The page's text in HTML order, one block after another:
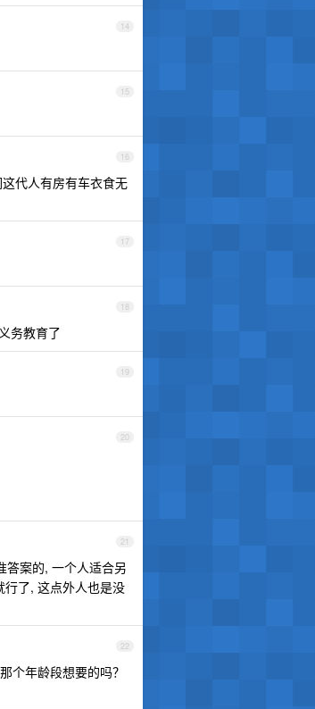
14
15
16
代人有房有车衣食无
17
18
务教育了
19
20
21
答案的, 一个人适合另
了, 这点外人也是没
22
个年龄段想要的吗？